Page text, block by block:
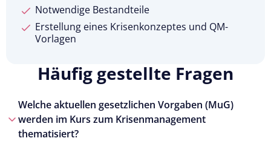
Notwendige Bestandteile
Erstellung eines Krisenkonzeptes und QM-
Vorlagen
Häufig gestellte Fragen
Welche aktuellen gesetzlichen Vorgaben (MuG)
werden im Kurs zum Krisenmanagement
thematisiert?